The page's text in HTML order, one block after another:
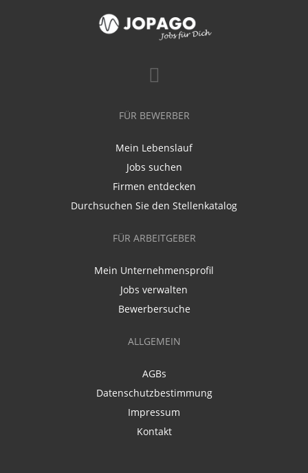
FÜR BEWERBER
Mein Lebenslauf
Jobs suchen
Firmen entdecken
Durchsuchen Sie den Stellenkatalog
FÜR ARBEITGEBER
Mein Unternehmensprofil
Jobs verwalten
Bewerbersuche
ALLGEMEIN
AGBs
Datenschutzbestimmung
Impressum
Kontakt